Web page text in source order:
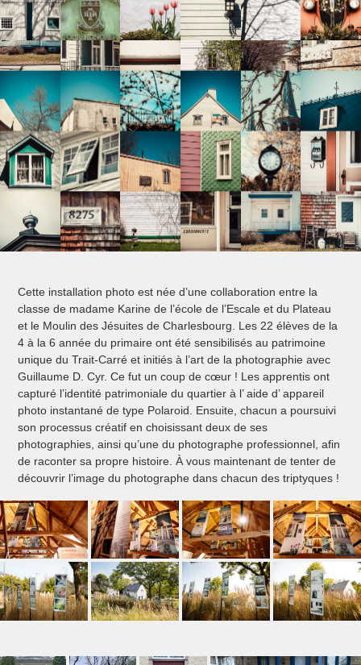
Cette installation photo est née d’une collaboration entre la
classe de madame Karine de l’école de l’Escale et du Plateau
et le Moulin des Jésuites de Charlesbourg. Les 22 élèves de la
4 à la 6 année du primaire ont été sensibilisés au patrimoine
unique du Trait-Carré et initiés à l’art de la photographie avec
Guillaume D. Cyr. Ce fut un coup de cœur ! Les apprentis ont
capturé l’identité patrimoniale du quartier à l’ aide d’ appareil
photo instantané de type Polaroid. Ensuite, chacun a poursuivi
son processus créatif en choisissant deux de ses
photographies, ainsi qu’une du photographe professionnel, afin
de raconter sa propre histoire. À vous maintenant de tenter de
découvrir l’image du photographe dans chacun des triptyques !